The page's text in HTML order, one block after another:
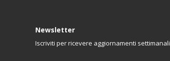
Newsletter
Iscriviti per ricevere aggiornamenti settimanali